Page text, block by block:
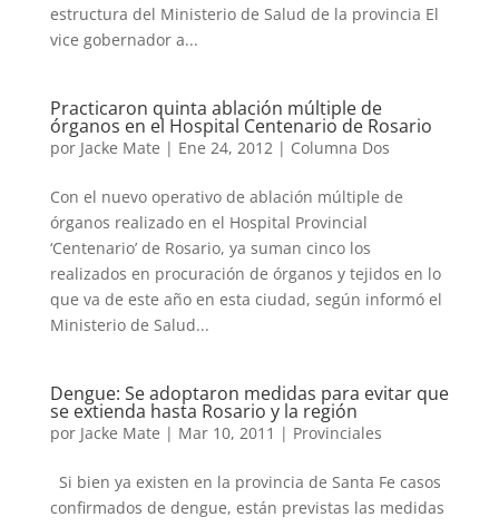
estructura del Ministerio de Salud de la provincia El
vice gobernador a...
Practicaron quinta ablación múltiple de
órganos en el Hospital Centenario de Rosario
por Jacke Mate | Ene 24, 2012 | Columna Dos
Con el nuevo operativo de ablación múltiple de
órganos realizado en el Hospital Provincial
‘Centenario’ de Rosario, ya suman cinco los
realizados en procuración de órganos y tejidos en lo
que va de este año en esta ciudad, según informó el
Ministerio de Salud...
Dengue: Se adoptaron medidas para evitar que
se extienda hasta Rosario y la región
por Jacke Mate | Mar 10, 2011 | Provinciales
Si bien ya existen en la provincia de Santa Fe casos
confirmados de dengue, están previstas las medidas